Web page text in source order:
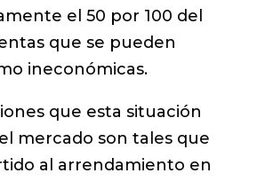
el 50 por 100 del
que se pueden
ineconómicas.
que esta situación
mercado son tales que
al arrendamiento en